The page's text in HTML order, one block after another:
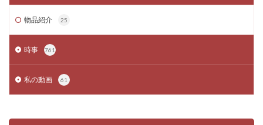
物品紹介 25
時事 761
私の動画 61